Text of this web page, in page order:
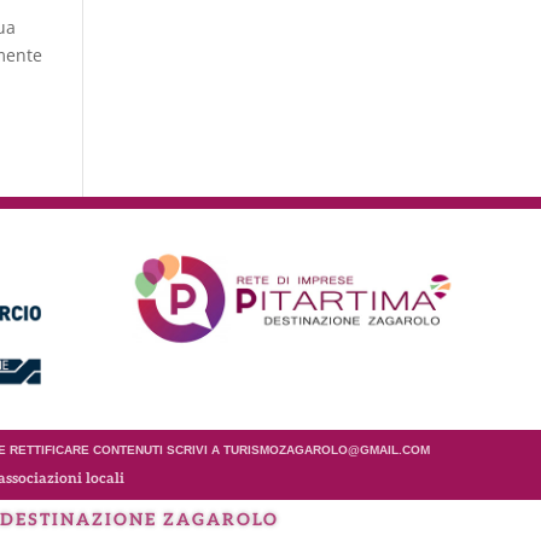
CONTENUTI SCRIVI A TURISMOZAGAROLO@GMAIL.COM
locali
DESTINAZIONE ZAGAROLO